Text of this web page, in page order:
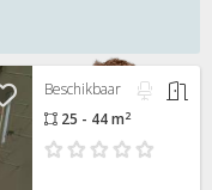
Beschikbaar
25 - 44 m2